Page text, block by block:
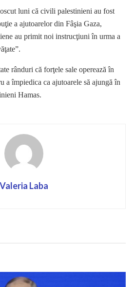
luni că civili palestinieni au fost
a ajutoarelor din Fâşia Gaza,
au primit noi instrucţiuni în urma a
rânduri că forţele sale operează în
a împiedica ca ajutoarele să ajungă în
Hamas.
Valeria Laba